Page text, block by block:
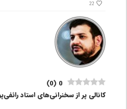
22
0
(
0
)
کانالی پر از سخنرانی‌های استاد